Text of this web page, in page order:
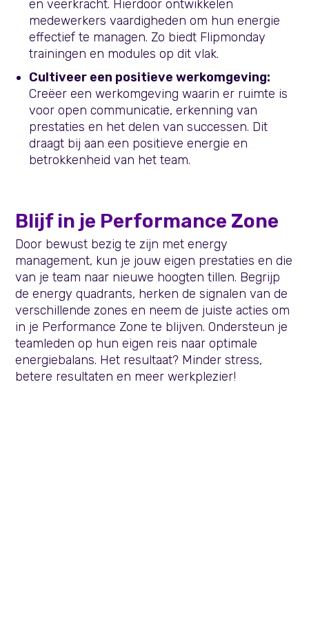
en veerkracht. Hierdoor ontwikkelen
medewerkers vaardigheden om hun energie
effectief te managen. Zo biedt Flipmonday
trainingen en modules op dit vlak.
Cultiveer een positieve werkomgeving:
Creëer een werkomgeving waarin er ruimte is
voor open communicatie, erkenning van
prestaties en het delen van successen. Dit
draagt bij aan een positieve energie en
betrokkenheid van het team.
Blijf in je Performance Zone
Door bewust bezig te zijn met energy
management, kun je jouw eigen prestaties en die
van je team naar nieuwe hoogten tillen. Begrijp
de energy quadrants, herken de signalen van de
verschillende zones en neem de juiste acties om
in je Performance Zone te blijven. Ondersteun je
teamleden op hun eigen reis naar optimale
energiebalans. Het resultaat? Minder stress,
betere resultaten en meer werkplezier!